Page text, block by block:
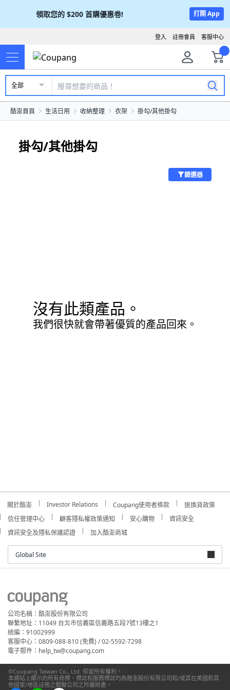
領取您的 $200 首購優惠卷! 打開 App
客服中心
註冊會員
登入
全部
酷澎首頁 生活日用 收納整理 衣架 掛勾/其他掛勾
掛勾/其他掛勾
篩選器
沒有此類產品。
我們很快就會帶著優質的產品回來。
關於酷澎 Investor Relations Coupang使用者條款
退換貨政策
信任管理中心
顧客隱私權政策通知 安心購物
資訊安全
資訊安全及隱私保護認證
加入酷澎商城
Global Site
公司名稱：酷澎股份有限公司
聯繫地址：11049 台北市信義區信義路五段7號13樓之1
統編：91002999
客服中心：0809-088-810 (免費) / 02-5592-7298
電子郵件：help_tw@coupang.com
©Coupang Taiwan Co., Ltd. 保留所有權利。
本網站上顯示的所有商標、標誌和服務標誌均為酷澎股份有限公司和/或其在美國和其
他國家/地區註冊之關聯公司之所屬財產。